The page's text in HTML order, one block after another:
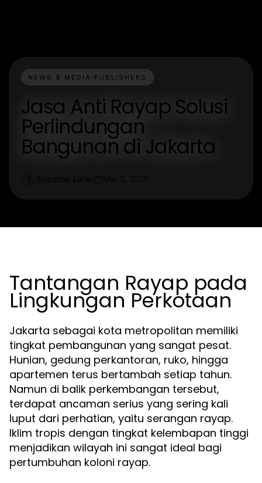
NEWS & MEDIA PUBLISHERS
Jasa Anti Rayap Solusi
Perlindungan
Bangunan di Jakarta
Tantangan Rayap pada
Lingkungan Perkotaan
Jakarta sebagai kota metropolitan memiliki
tingkat pembangunan yang sangat pesat.
Hunian, gedung perkantoran, ruko, hingga
apartemen terus bertambah setiap tahun.
Namun di balik perkembangan tersebut,
terdapat ancaman serius yang sering kali
luput dari perhatian, yaitu serangan rayap.
Iklim tropis dengan tingkat kelembapan tinggi
menjadikan wilayah ini sangat ideal bagi
pertumbuhan koloni rayap.